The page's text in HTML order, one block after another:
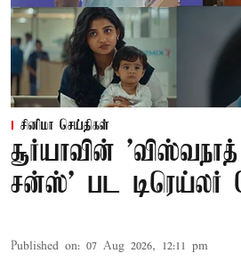
சினிமா செய்திகள்
சூர்யாவின்
சன்ஸ்' பட டிரெய்லர்
Published on: 07 Aug 2026, 12:11 pm